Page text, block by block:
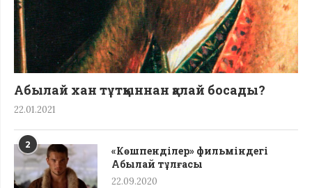
Абылай хан тұтқыннан қалай босады?
22.01.2021
2
«Көшпенділер» фильміндегі
Абылай тұлғасы
22.09.2020